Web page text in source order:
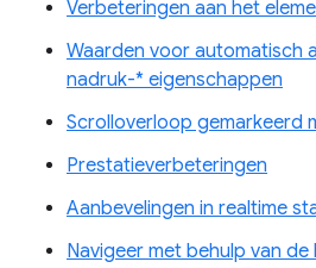
Verbeteringen aan het
Waarden voor automatisch
nadruk-* eigenschappen
Scrolloverloop gemarkeerd
Prestatieverbeteringen
Aanbevelingen in realtime
Navigeer met behulp van